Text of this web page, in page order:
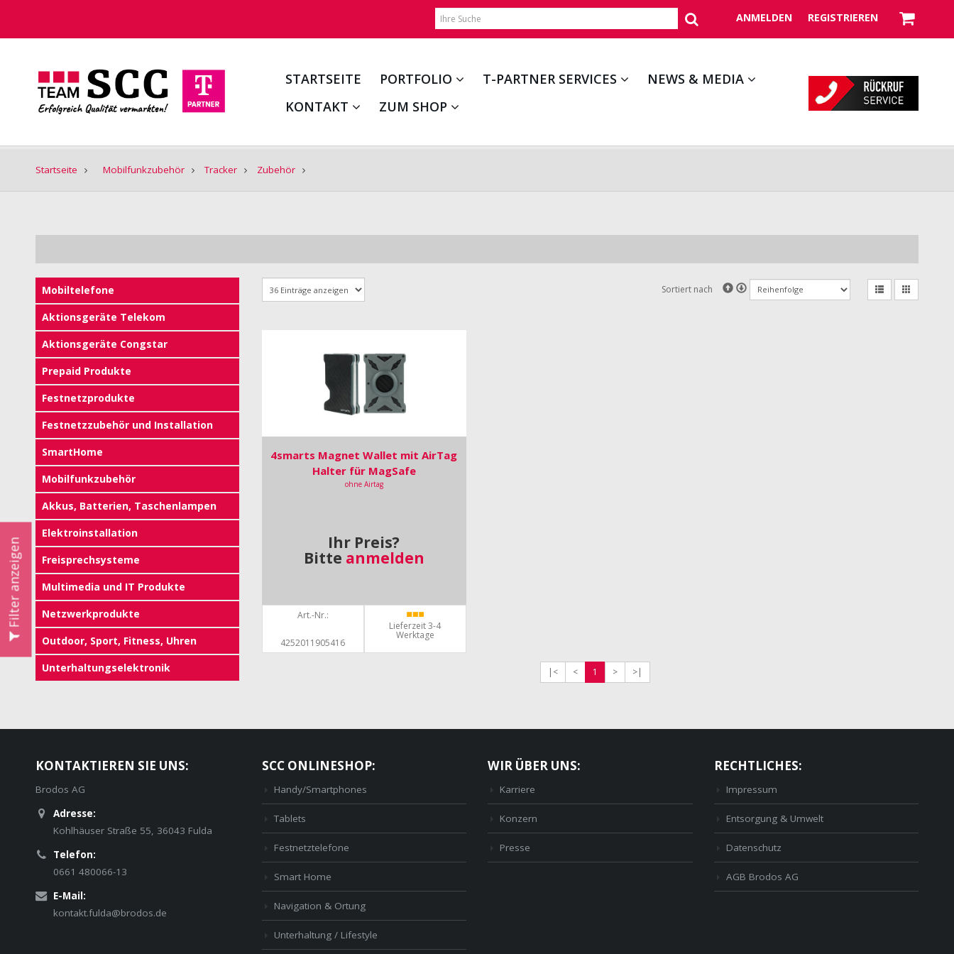
ANMELDEN REGISTRIEREN
STARTSEITE PORTFOLIO T-PARTNER SERVICES
NEWS & MEDIA
KONTAKT
ZUM SHOP
Startseite Mobilfunkzubehör Tracker Zubehör
Filter anzeigen
Mobiltelefone
Aktionsgeräte Telekom
Aktionsgeräte Congstar
Prepaid Produkte
Festnetzprodukte
Festnetzzubehör und Installation
SmartHome
Mobilfunkzubehör
Akkus, Batterien, Taschenlampen
Elektroinstallation
Freisprechsysteme
Multimedia und IT Produkte
Netzwerkprodukte
Outdoor, Sport, Fitness, Uhren
Unterhaltungselektronik
Sortiert nach
4smarts Magnet Wallet mit AirTag
Halter für MagSafe
ohne Airtag
Ihr Preis?
Bitte anmelden
Art.-Nr.:
4252011905416
Lieferzeit 3-4
Werktage
|< < 1 > >|
KONTAKTIEREN SIE UNS:
Brodos AG
Adresse:
Kohlhäuser Straße 55, 36043 Fulda
Telefon:
0661 480066-13
E-Mail:
kontakt.fulda@brodos.de
SCC ONLINESHOP:
Handy/Smartphones
Tablets
Festnetztelefone
Smart Home
Navigation & Ortung
Unterhaltung / Lifestyle
WIR ÜBER UNS:
Karriere
Konzern
Presse
RECHTLICHES:
Impressum
Entsorgung & Umwelt
Datenschutz
AGB Brodos AG